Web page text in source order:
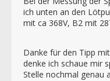
ich unten an den
mit ca 368V, B2 mit
Danke für den Tipp
denke ich schaue mir
Stelle nochmal genau